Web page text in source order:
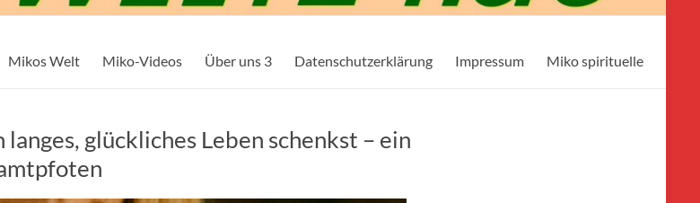
Mikos Welt Miko-Videos Über uns 3 Datenschutzerklärung Impressum Miko spirituelle
glückliches Leben schenkst – ein